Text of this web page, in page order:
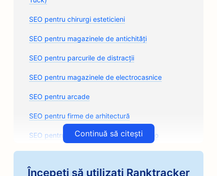
SEO pentru chirurgi esteticieni
SEO pentru magazinele de antichități
SEO pentru parcurile de distracții
SEO pentru magazinele de electrocasnice
SEO pentru arcade
SEO pentru firme de arhitectură
SEO pentru magazinele de caroserii auto
SEO pentru cursuri de artă
Continuă să citești
Începeți să utilizați Ranktracker